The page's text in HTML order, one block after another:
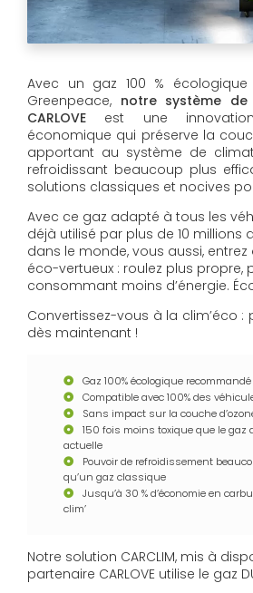
Avec un gaz 100 %
Greenpeace, notre système
CARLOVE est une
économique qui préserve la
apportant au système de
refroidissant beaucoup plus
solutions classiques et nocives
Avec ce gaz adapté à tous les
déjà utilisé par plus de 10 millions
dans le monde, vous aussi,
éco-vertueux : roulez plus propre,
consommant moins d’énergie.
Convertissez-vous à la clim’éco :
dès maintenant !
Gaz 100% écologique recommandé
Compatible avec 100% des
Sans impact sur la couche
150 fois moins toxique que le gaz
actuelle
Pouvoir de refroidissement
qu’un gaz classique
Jusqu’à 30 % d’économie en
clim’
Notre solution CARCLIM, mis à
partenaire CARLOVE utilise le gaz